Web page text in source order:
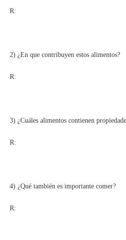
R:
2) ¿En que contribuyen estos alimentos?
R:
3) ¿Cuáles alimentos contienen
R:
4) ¿Qué también es importante comer?
R: